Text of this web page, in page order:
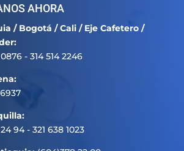
AHORA
/ Bogotá / Cali / Eje Cafetero /
- 314 514 2246
94 - 321 638 1023